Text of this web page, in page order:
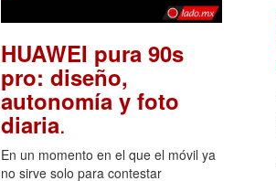
HUAWEI pura 90s
pro: diseño,
autonomía y foto
diaria.
En un momento en el que el móvil ya
no sirve solo para contestar